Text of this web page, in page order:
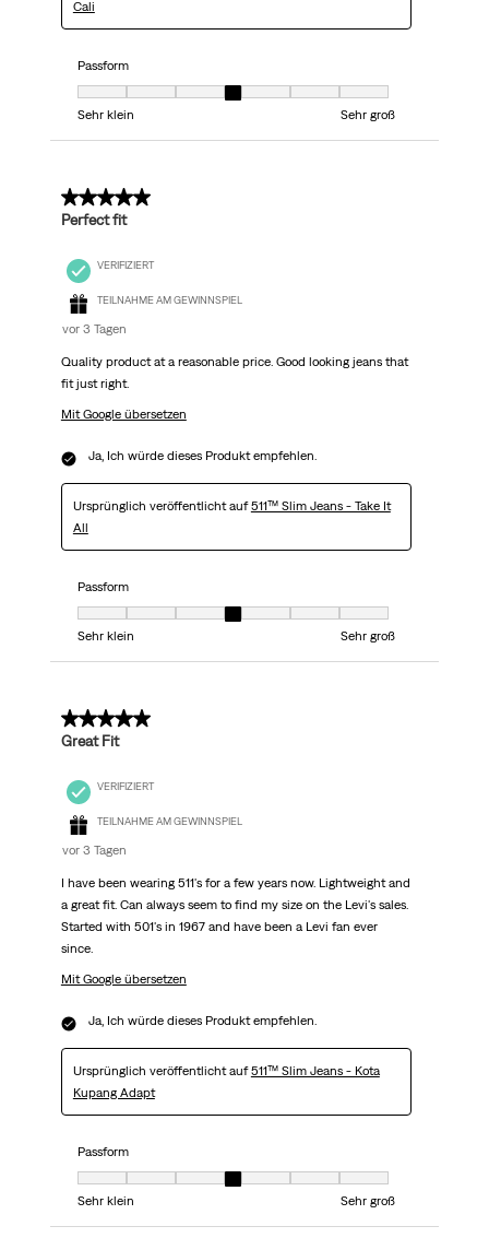
Cali
Passform
Passform, 4 von 7, wobei 1 gleich Sehr klein ist und 7 gleich Sehr groß
Sehr klein
Sehr groß
5 von 5 Sternen.
Perfect fit
VERIFIZIERT
TEILNAHME AM GEWINNSPIEL
vor 3 Tagen
Quality product at a reasonable price. Good looking jeans that
fit just right.
Mit Google übersetzen
Ja, Ich würde dieses Produkt empfehlen.
Ursprünglich veröffentlicht auf511™ Slim Jeans - Take It
All
Passform
Passform, 4 von 7, wobei 1 gleich Sehr klein ist und 7 gleich Sehr groß
Sehr klein
Sehr groß
5 von 5 Sternen.
Great Fit
VERIFIZIERT
TEILNAHME AM GEWINNSPIEL
vor 3 Tagen
I have been wearing 511's for a few years now. Lightweight and
a great fit. Can always seem to find my size on the Levi's sales.
Started with 501's in 1967 and have been a Levi fan ever
since.
Mit Google übersetzen
Ja, Ich würde dieses Produkt empfehlen.
Ursprünglich veröffentlicht auf511™ Slim Jeans - Kota
Kupang Adapt
Passform
Passform, 4 von 7, wobei 1 gleich Sehr klein ist und 7 gleich Sehr groß
Sehr klein
Sehr groß